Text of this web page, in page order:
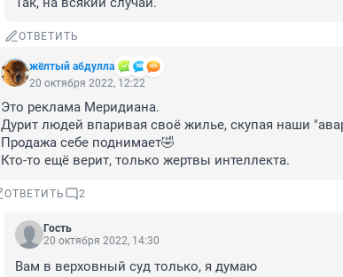
ОТВЕТИТЬ
жёлтый абдулла
20 октября 2022, 12:22
Это реклама Меридиана.
Дурит людей впаривая своё жилье, скупая наши
Продажа себе поднимает🤣
Кто-то ещё верит, только жертвы интеллекта.
ОТВЕТИТЬ 2
Гость
20 октября 2022, 14:30
Вам в верховный суд только, я думаю